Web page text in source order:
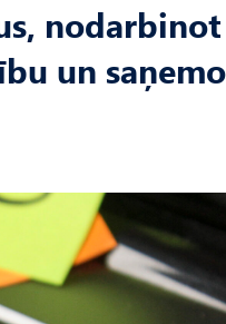
nodarbinot
un